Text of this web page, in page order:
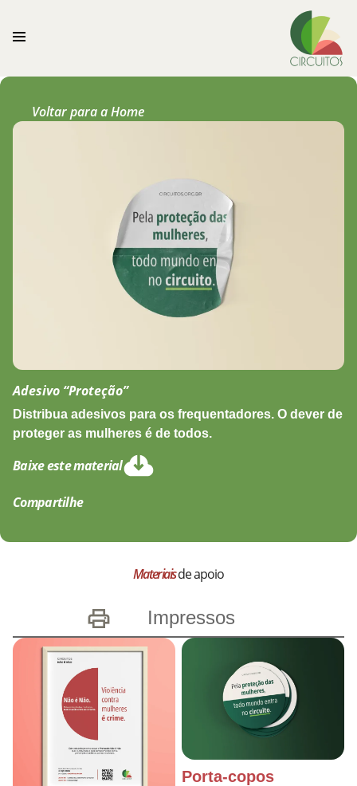
Voltar para a Home
Adesivo “Proteção”
Distribua adesivos para os frequentadores. O dever de
proteger as mulheres é de todos.
Baixe este material
Compartilhe
Materiaisde apoio
Impressos
Porta-copos